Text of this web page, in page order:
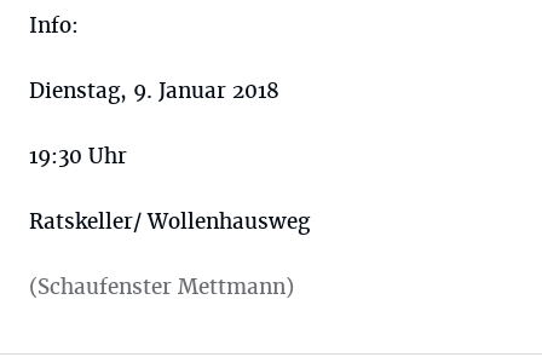
Info:
Dienstag, 9. Januar 2018
19:30 Uhr
Ratskeller/ Wollenhausweg
(Schaufenster Mettmann)